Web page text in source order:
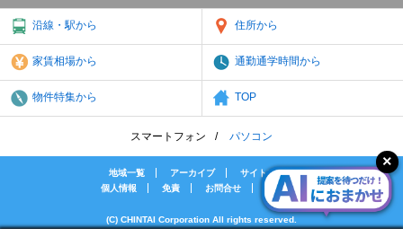
沿線・駅から 住所から
家賃相場から 通勤通学時間から
物件特集から TOP
スマートフォン パソコン
地域一覧 アーカイブ
サイトマップ
個人情報
免責 お問合せ 会社案内
(C) CHINTAI Corporation All rights reserved.